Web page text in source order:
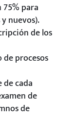
para
nuevos).
de los
procesos
cada
de
de